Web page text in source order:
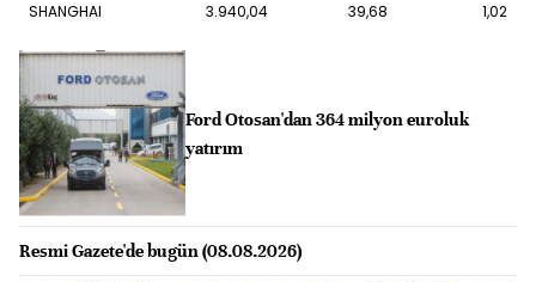
SHANGHAI
3.940,04 39,68 1,02
Ford Otosan'dan 364 milyon euroluk
yatırım
Resmi Gazete'de bugün (08.08.2026)